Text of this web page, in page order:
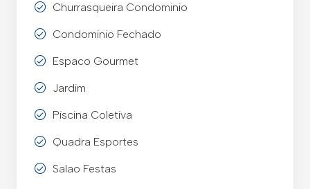
Churrasqueira Condominio
Condominio Fechado
Espaco Gourmet
Jardim
Piscina Coletiva
Quadra Esportes
Salao Festas